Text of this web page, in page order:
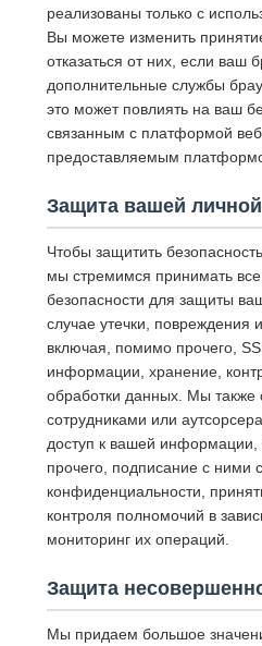
реализованы только с
Вы можете изменить
отказаться от них, если ваш
дополнительные службы
это может повлиять на ваш
связанным с платформой
предоставляемым
Защита вашей
Чтобы защитить
мы стремимся принимать
безопасности для защиты
случае утечки,
включая, помимо прочего,
информации, хранение,
обработки данных. Мы также
сотрудниками или
доступ к вашей
прочего, подписание с ними
конфиденциальности,
контроля полномочий в
мониторинг их операций.
Защита
Мы придаем большое